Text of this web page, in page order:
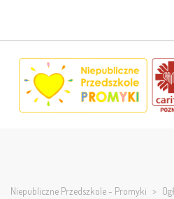
Niepubliczne Przedszkole - Promyki >